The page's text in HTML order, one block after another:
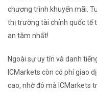
chương trình khuyến mãi.
thị trường tài chính quốc tế
an tâm nhất!
Ngoài sự uy tín và danh
ICMarkets còn có phí giao
cao, nhờ đó mà ICMarkets